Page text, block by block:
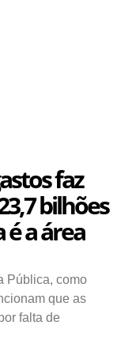
faz
bilhões
a área
Pública, como
que as
falta de